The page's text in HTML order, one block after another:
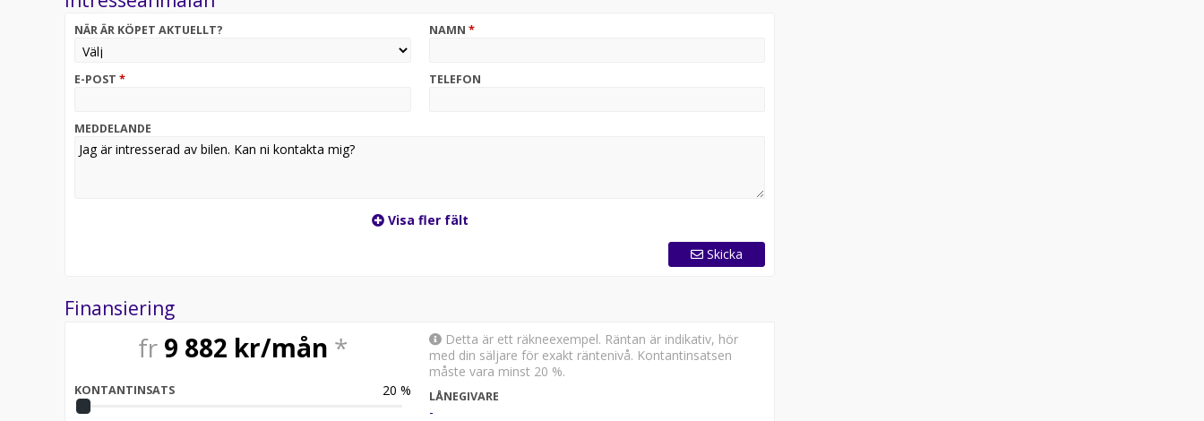
NÄR ÄR KÖPET AKTUELLT? NAMN *
E-POST * TELEFON
MEDDELANDE
Visa fler fält
Skicka
Finansiering
fr 9 882 kr/mån *
KONTANTINSATS 20 %
Detta är ett räkneexempel. Räntan är indikativ, hör
med din säljare för exakt räntenivå. Kontantinsatsen
måste vara minst 20 %.
LÅNEGIVARE
-